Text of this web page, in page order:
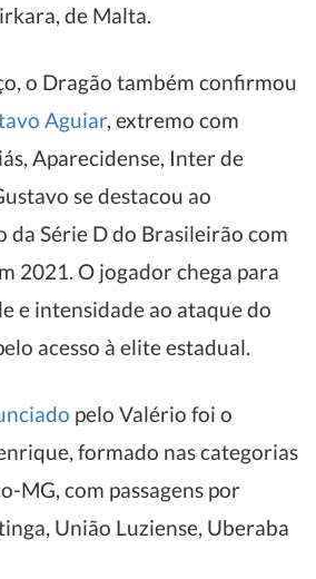
de Malta.
o Dragão também confirmou
Aguiar, extremo com
Aparecidense, Inter de
se destacou ao
Série D do Brasileirão com
2021. O jogador chega para
e intensidade ao ataque do
acesso à elite estadual.
pelo Valério foi o
formado nas categorias
MG, com passagens por
União Luziense, Uberaba